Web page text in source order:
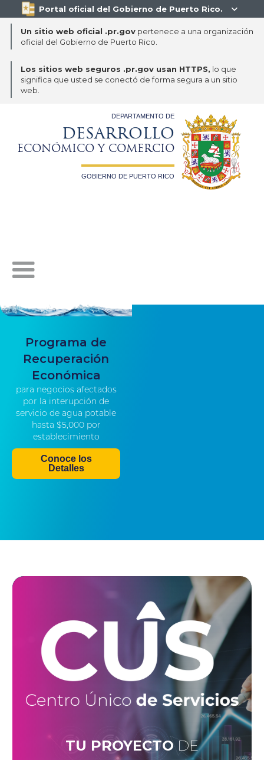
Portal oficial del Gobierno de Puerto Rico. 
Un sitio web oficial .pr.govpertenece a una organización
oficial del Gobierno de Puerto Rico.
Los sitios web seguros .pr.gov usan HTTPS, lo que
significa que usted se conectó de forma segura a un sitio
web.
DEPARTAMENTO DE
DESARROLLO
ECONÓMICO Y COMERCIO
GOBIERNO DE PUERTO RICO
Programa de
Recuperación
Económica
para negocios afectados
por la interupción de
servicio de agua potable
hasta $5,000 por
establecimiento
Conoce los
Detalles
TU PROYECTODE